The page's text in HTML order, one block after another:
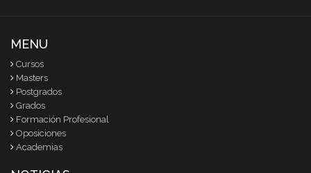
MENU
Cursos
Masters
Postgrados
Grados
Formación Profesional
Oposiciones
Academias